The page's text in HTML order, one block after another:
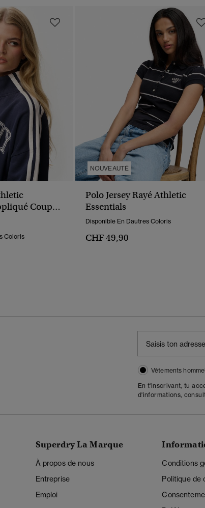
Coupe
Coloris
NOUVEAUTÉ
Polo Jersey Rayé Athletic
Essentials
Disponible En Dautres Coloris
CHF 49,90
Vêtements homme
En t'inscrivant, tu
d'informations,
Superdry La Marque
À propos de nous
Entreprise
Emploi
Conditions
Politique de